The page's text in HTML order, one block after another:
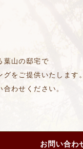
葉山の邸宅で
グをご提供いたします
わせください。
お問い合わ